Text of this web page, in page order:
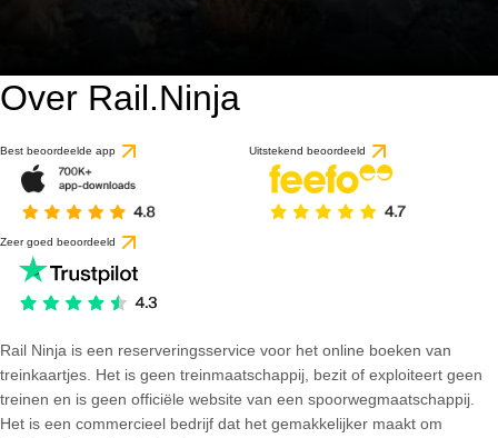
Over Rail.Ninja
Best beoordeelde app Uitstekend beoordeeld
Zeer goed beoordeeld
Rail Ninja is een reserveringsservice voor het online boeken van
treinkaartjes. Het is geen treinmaatschappij, bezit of exploiteert geen
treinen en is geen officiële website van een spoorwegmaatschappij.
Het is een commercieel bedrijf dat het gemakkelijker maakt om